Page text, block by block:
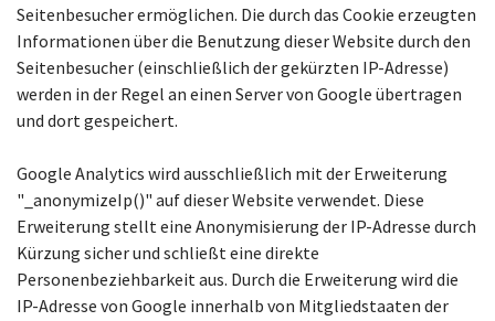
Seitenbesucher ermöglichen. Die durch das Cookie erzeugten
Informationen über die Benutzung dieser Website durch den
Seitenbesucher (einschließlich der gekürzten IP-Adresse)
werden in der Regel an einen Server von Google übertragen
und dort gespeichert.
Google Analytics wird ausschließlich mit der Erweiterung
"_anonymizeIp()" auf dieser Website verwendet. Diese
Erweiterung stellt eine Anonymisierung der IP-Adresse durch
Kürzung sicher und schließt eine direkte
Personenbeziehbarkeit aus. Durch die Erweiterung wird die
IP-Adresse von Google innerhalb von Mitgliedstaaten der